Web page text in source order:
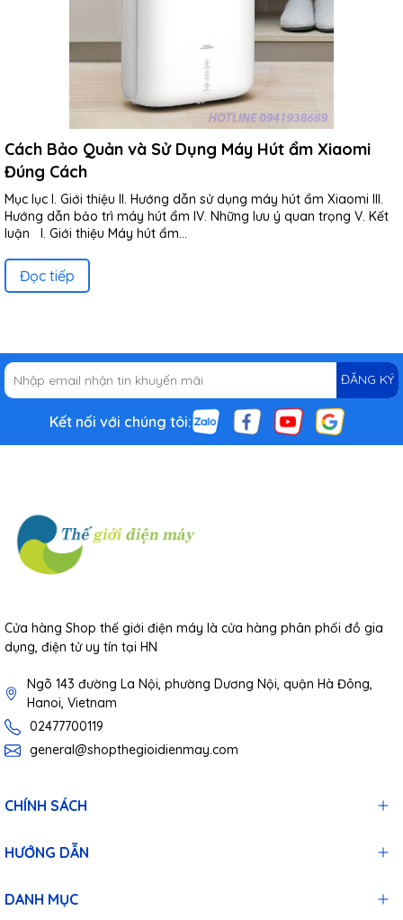
Cách Bảo Quản và Sử Dụng Máy Hút ẩm Xiaomi
Đúng Cách
Mục lục I. Giới thiệu II. Hướng dẫn sử dụng máy hút ẩm Xiaomi III.
Hướng dẫn bảo trì máy hút ẩm IV. Những lưu ý quan trọng V. Kết
luận I. Giới thiệu Máy hút ẩm...
Đọc tiếp
ĐĂNG KÝ
Kết nối với chúng tôi:
Cửa hàng Shop thế giới điện máy là cửa hàng phân phối đồ gia
dụng, điện tử uy tín tại HN
Ngõ 143 đường La Nội, phường Dương Nội, quận Hà Đông,
Hanoi, Vietnam
02477700119
general@shopthegioidienmay.com
CHÍNH SÁCH
HƯỚNG DẪN
DANH MỤC